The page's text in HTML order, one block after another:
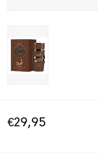
€29,95